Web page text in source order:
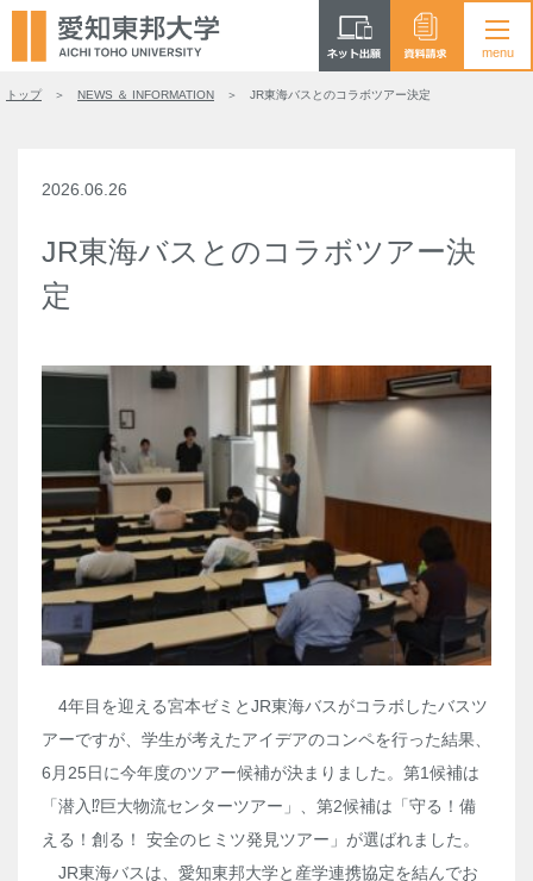
トップ NEWS ＆ INFORMATION JR東海バスとのコラボツアー決定
2026.06.26
JR東海バスとのコラボツアー決
定
4年目を迎える宮本ゼミとJR東海バスがコラボしたバスツ
アーですが、学生が考えたアイデアのコンペを行った結果、
6 月 25日に今年度のツアー候補が決まりました。第1候補は
「潜入⁉巨大物流センターツアー」、第2候補は「守る！備
える！創る！ 安全のヒミツ発見ツアー」が選ばれました。
JR東海バスは、愛知東邦大学と産学連携協定を結んでお